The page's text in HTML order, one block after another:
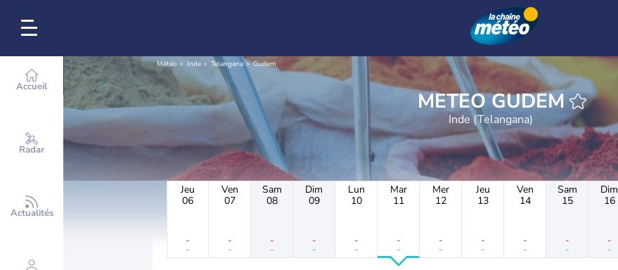
Accueil
Radar
Actualités
Météo Inde Telangana Gudem
METEO GUDEM
Inde (Telangana)
Jeu
06
-
-
Ven
07
-
-
Sam
08
-
-
Dim
09
-
-
Lun
10
-
-
Mar
11
-
-
Mer
12
-
-
Jeu
13
-
-
Ven
14
-
-
Sam
15
-
-
Dim
16
-
-